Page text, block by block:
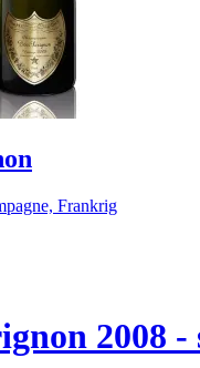
Frankrig
2008